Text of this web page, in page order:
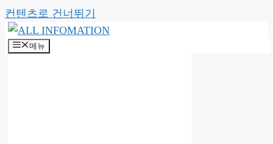
컨텐츠로 건너뛰기
메뉴